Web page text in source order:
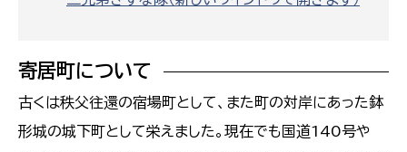
寄居町について
古くは秩父往還の宿場町として、また町の対岸にあった鉢
形城の城下町として栄えました。現在でも国道140号や